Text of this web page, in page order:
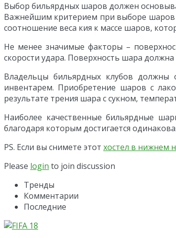
Выбор бильярдных шаров должен
Важнейшим критерием при выборе шаров
соотношение веса кия к массе шаров,
Не менее значимые факторы –
скорости удара. Поверхность шара
Владельцы бильярдных клубов должны
инвентарем. Приобретение шаров с
результате трения шара с сукном,
Наиболее качественные бильярдные
благодаря которым достигается
PS. Если вы снимете этот хостел в нижнем
Please login to join discussion
Тренды
Комментарии
Последние